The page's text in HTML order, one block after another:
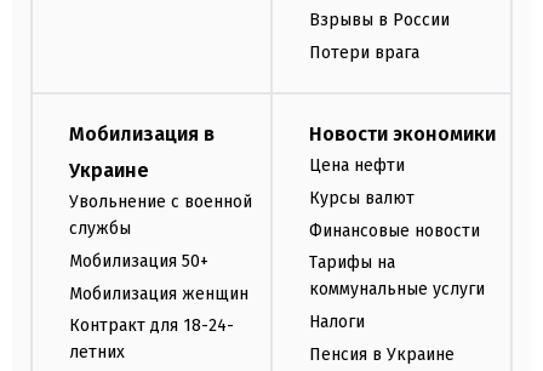
Взрывы в России
Потери врага
Мобилизация в
Украине
Увольнение с военной
службы
Мобилизация 50+
Мобилизация женщин
Контракт для 18-24-
летних
Новости экономики
Цена нефти
Курсы валют
Финансовые новости
Тарифы на
коммунальные услуги
Налоги
Пенсия в Украине